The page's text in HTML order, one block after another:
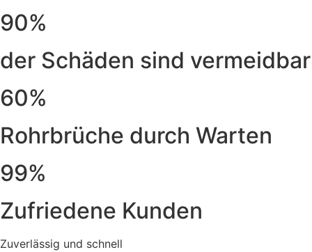
90%
der Schäden sind vermeidbar
60%
Rohrbrüche durch Warten
99%
Zufriedene Kunden
Zuverlässig und schnell